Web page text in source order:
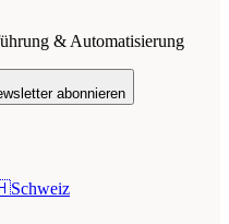
& Automatisierung
abonnieren
Schweiz